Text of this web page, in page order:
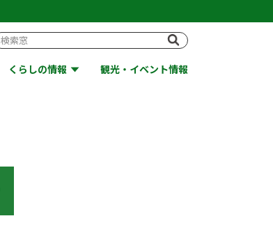
くらしの情報 観光・イベント情報